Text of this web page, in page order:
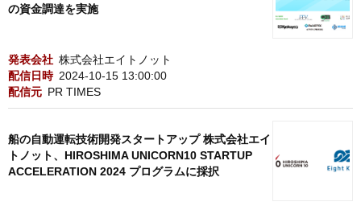
の資金調達を実施
発表会社 株式会社エイトノット
配信日時 2024-10-15 13:00:00
配信元 PR TIMES
船の自動運転技術開発スタートアップ 株式会社エイ
トノット、HIROSHIMA UNICORN10 STARTUP
ACCELERATION 2024 プログラムに採択